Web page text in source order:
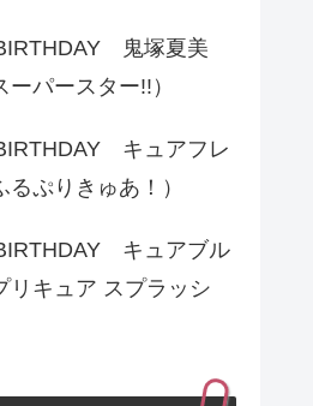
鬼塚夏美
ーパースター!!）
キュアフレ
ぷりきゅあ！）
キュアブル
リキュア スプラッシ